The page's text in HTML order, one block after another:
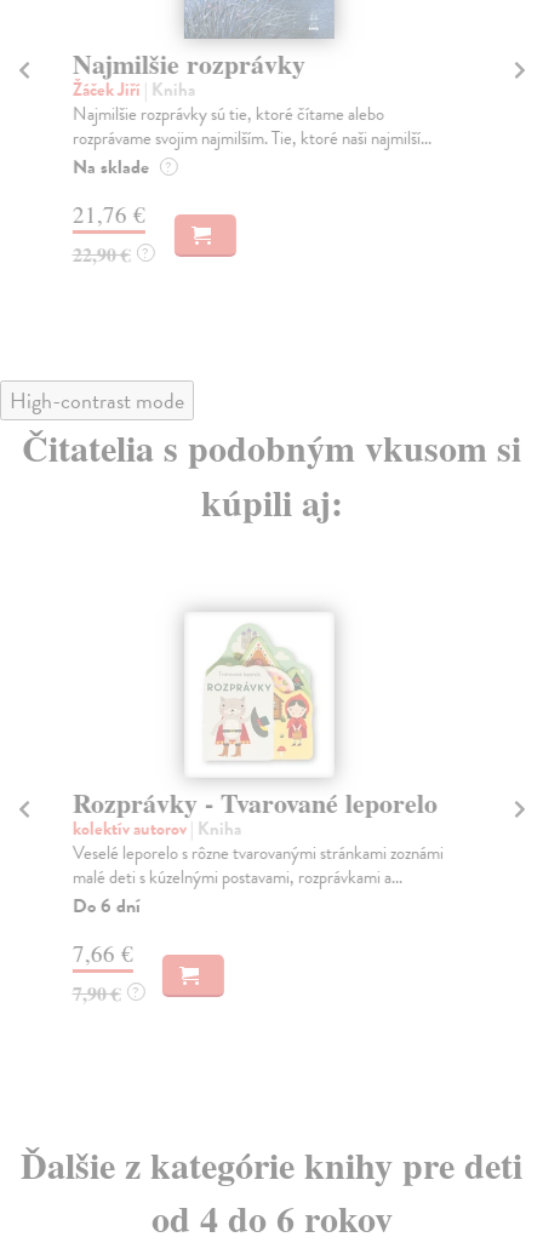
Najmilšie rozprávky
Žáček Jiří | Kniha
Najmilšie rozprávky sú tie, ktoré čítame alebo
rozprávame svojim najmilším. Tie, ktoré naši najmilší...
Na sklade ?
21,76 €
22,90 € ?
High-contrast mode
Čitatelia s podobným vkusom si
kúpili aj:
Rozprávky - Tvarované leporelo
kolektív autorov| Kniha
Veselé leporelo s rôzne tvarovanými stránkami zoznámi
malé deti s kúzelnými postavami, rozprávkami a...
Do 6 dní
7,66 €
7,90 € ?
Ďalšie z kategórie knihy pre deti
od 4 do 6 rokov